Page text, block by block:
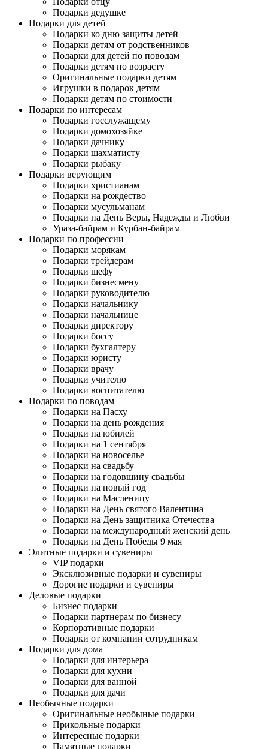
Подарки дедушке
Подарки для детей
Подарки ко дню защиты детей
Подарки детям от родственников
Подарки для детей по поводам
Подарки детям по возрасту
Оригинальные подарки детям
Игрушки в подарок детям
Подарки детям по стоимости
Подарки по интересам
Подарки госслужащему
Подарки домохозяйке
Подарки дачнику
Подарки шахматисту
Подарки рыбаку
Подарки верующим
Подарки христианам
Подарки на рождество
Подарки мусульманам
Подарки на День Веры, Надежды и Любви
Ураза-байрам и Курбан-байрам
Подарки по профессии
Подарки морякам
Подарки трейдерам
Подарки шефу
Подарки бизнесмену
Подарки руководителю
Подарки начальнику
Подарки начальнице
Подарки директору
Подарки боссу
Подарки бухгалтеру
Подарки юристу
Подарки врачу
Подарки учителю
Подарки воспитателю
Подарки по поводам
Подарки на Пасху
Подарки на день рождения
Подарки на юбилей
Подарки на 1 сентября
Подарки на новоселье
Подарки на свадьбу
Подарки на годовщину свадьбы
Подарки на новый год
Подарки на Масленицу
Подарки на День святого Валентина
Подарки на День защитника Отечества
Подарки на международный женский день
Подарки на День Победы 9 мая
Элитные подарки и сувениры
VIP подарки
Эксклюзивные подарки и сувениры
Дорогие подарки и сувениры
Деловые подарки
Бизнес подарки
Подарки партнерам по бизнесу
Корпоративные подарки
Подарки от компании сотрудникам
Подарки для дома
Подарки для интерьера
Подарки для кухни
Подарки для ванной
Подарки для дачи
Необычные подарки
Оригинальные необыные подарки
Прикольные подарки
Интересные подарки
Памятные подарки